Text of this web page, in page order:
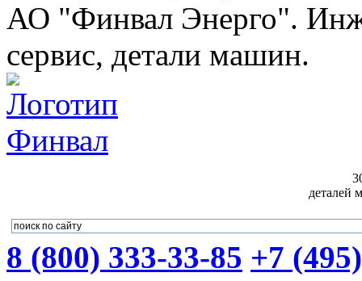
АО "Финвал Энерго".
сервис, детали машин.
деталей
8 (800) 333-33-85 +7